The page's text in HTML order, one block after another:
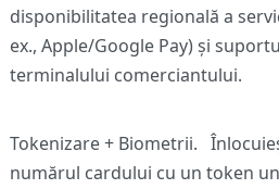
disponibilitatea regională a
ex., Apple/Google Pay) și
terminalului comerciantului.
Tokenizare + Biometrii.
numărul cardului cu un token